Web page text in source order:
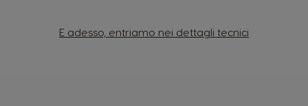
E adesso, entriamo nei dettagli tecnici